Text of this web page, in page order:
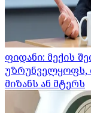
ფიდანი: მექის
უზრუნველყოფს,
მიზანს ან მტერს